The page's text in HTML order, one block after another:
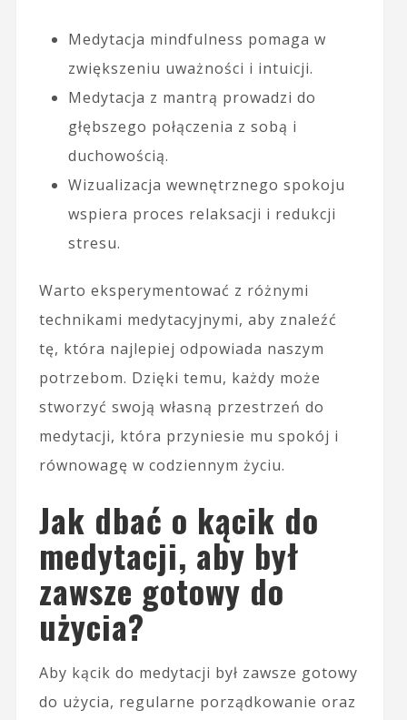
Medytacja mindfulness pomaga w
zwiększeniu uważności i intuicji.
Medytacja z mantrą prowadzi do
głębszego połączenia z sobą i
duchowością.
Wizualizacja wewnętrznego spokoju
wspiera proces relaksacji i redukcji
stresu.
Warto eksperymentować z różnymi
technikami medytacyjnymi, aby znaleźć
tę, która najlepiej odpowiada naszym
potrzebom. Dzięki temu, każdy może
stworzyć swoją własną przestrzeń do
medytacji, która przyniesie mu spokój i
równowagę w codziennym życiu.
Jak dbać o kącik do
medytacji, aby był
zawsze gotowy do
użycia?
Aby kącik do medytacji był zawsze gotowy
do użycia, regularne porządkowanie oraz